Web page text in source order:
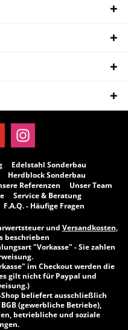
Edelstahl Sonderbau
Herdblock Sonderbau
Referenzen
Unser Team
Service & Beratung
F.A.Q. - Häufige Fragen
und Versandkosten,
beschrieben
"Vorkasse" - Sie zahlen
im Checkout werden die
gilt nicht für Paypal und
beliefert ausschließlich
(gewerbliche Betriebe),
betriebliche und soziale